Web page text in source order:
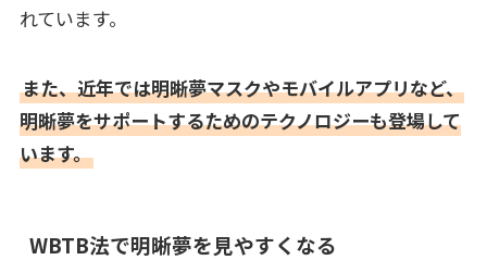
れています。
また、近年では明晰夢マスクやモバイルアプリなど、
明晰夢をサポートするためのテクノロジーも登場して
います。
WBTB法で明晰夢を見やすくなる